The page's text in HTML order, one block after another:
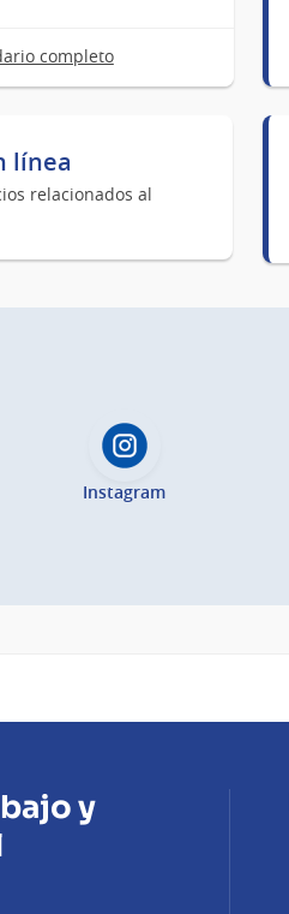
completo
línea
relacionados al
Instagram
y